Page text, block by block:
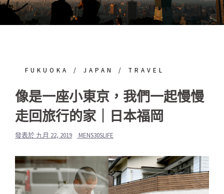
FUKUOKA JAPAN TRAVEL
像是一座小東京，我們一起慢慢
走回旅行的家｜日本福岡
發表於 九月 22, 2019 MENS30SLIFE